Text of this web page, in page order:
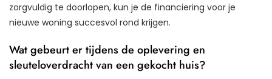
zorgvuldig te doorlopen, kun je de financiering voor je
nieuwe woning succesvol rond krijgen.
Wat gebeurt er tijdens de oplevering en
sleuteloverdracht van een gekocht huis?